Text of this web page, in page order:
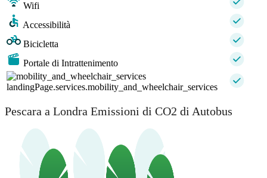
Wifi
Accessibilità
Bicicletta
Portale di Intrattenimento
landingPage.services.mobility_and_wheelchair_services
Pescara a Londra Emissioni di CO2 di Autobus